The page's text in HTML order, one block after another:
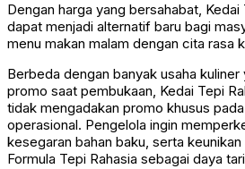
Dengan harga yang bersahabat, Kedai
dapat menjadi alternatif baru bagi
menu makan malam dengan cita rasa
Berbeda dengan banyak usaha kuliner
promo saat pembukaan, Kedai Tepi
tidak mengadakan promo khusus
operasional. Pengelola ingin
kesegaran bahan baku, serta keunikan
Formula Tepi Rahasia sebagai daya